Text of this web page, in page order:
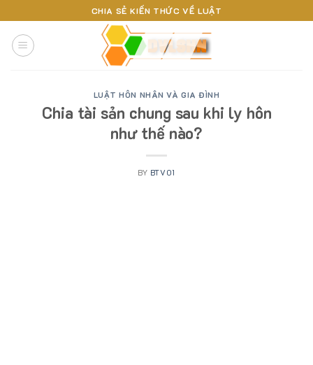
to
content
CHIA SẺ KIẾN THỨC VỀ LUẬT
LUẬT HÔN NHÂN VÀ GIA ĐÌNH
Chia tài sản chung sau khi ly hôn
như thế nào?
BY BTV01